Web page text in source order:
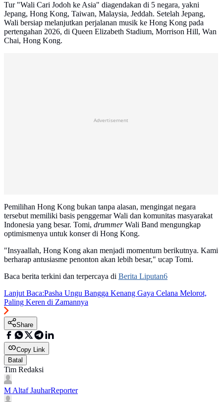
Tur "Wali Cari Jodoh ke Asia" diagendakan di 5 negara, yakni
Jepang, Hong Kong, Taiwan, Malaysia, Jeddah. Setelah Jepang,
Wali bersiap melanjutkan perjalanan musik ke Hong Kong pada
pertengahan 2026, di Queen Elizabeth Stadium, Morrison Hill, Wan
Chai, Hong Kong.
Advertisement
Pemilihan Hong Kong bukan tanpa alasan, mengingat negara
tersebut memiliki basis penggemar Wali dan komunitas masyarakat
Indonesia yang besar. Tomi, drummerWali Band mengungkap
optimismenya untuk konser di Hong Kong.
"Insyaallah, Hong Kong akan menjadi momentum berikutnya. Kami
berharap antusiasme penonton akan lebih besar," ucap Tomi.
Baca berita terkini dan terpercaya di Berita Liputan6
Lanjut Baca:Pasha Ungu Bangga Kenang Gaya Celana Melorot,
Paling Keren di Zamannya
Share
Copy Link
Batal
Tim Redaksi
M Altaf JauharReporter